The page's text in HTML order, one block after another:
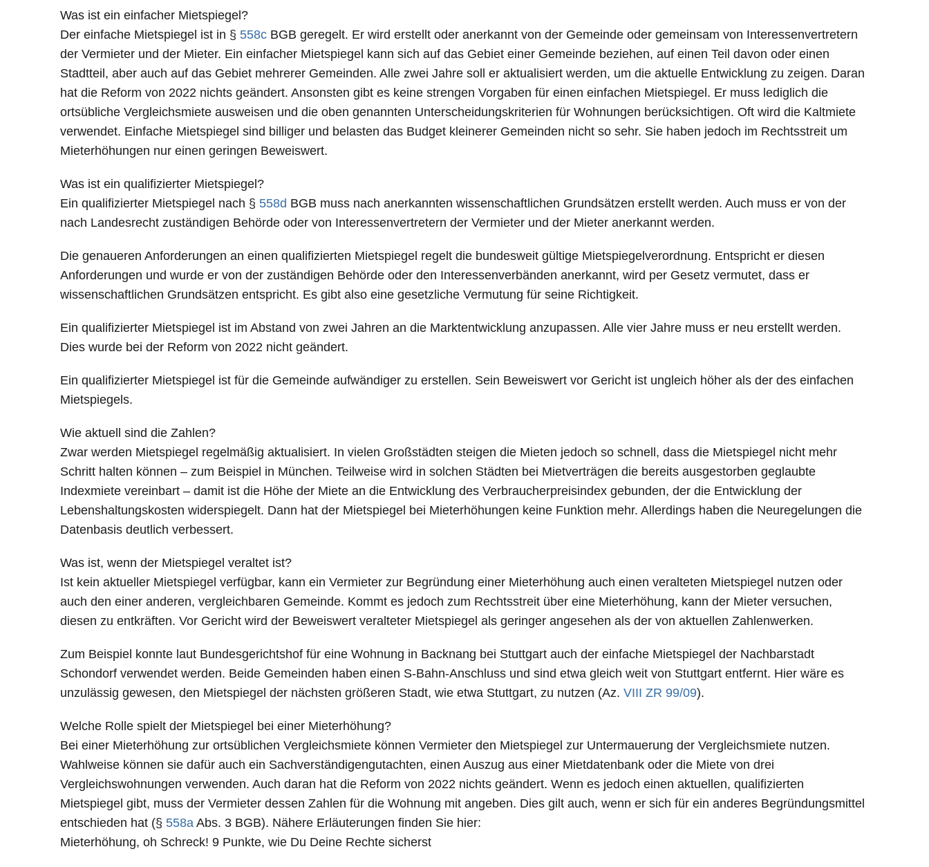
Was ist ein einfacher Mietspiegel?
Der einfache Mietspiegel ist in § 558c BGB geregelt. Er wird erstellt oder anerkannt von der Gemeinde oder gemeinsam von Interessenvertretern
der Vermieter und der Mieter. Ein einfacher Mietspiegel kann sich auf das Gebiet einer Gemeinde beziehen, auf einen Teil davon oder einen
Stadtteil, aber auch auf das Gebiet mehrerer Gemeinden. Alle zwei Jahre soll er aktualisiert werden, um die aktuelle Entwicklung zu zeigen. Daran
hat die Reform von 2022 nichts geändert. Ansonsten gibt es keine strengen Vorgaben für einen einfachen Mietspiegel. Er muss lediglich die
ortsübliche Vergleichsmiete ausweisen und die oben genannten Unterscheidungskriterien für Wohnungen berücksichtigen. Oft wird die Kaltmiete
verwendet. Einfache Mietspiegel sind billiger und belasten das Budget kleinerer Gemeinden nicht so sehr. Sie haben jedoch im Rechtsstreit um
Mieterhöhungen nur einen geringen Beweiswert.
Was ist ein qualifizierter Mietspiegel?
Ein qualifizierter Mietspiegel nach § 558d BGB muss nach anerkannten wissenschaftlichen Grundsätzen erstellt werden. Auch muss er von der
nach Landesrecht zuständigen Behörde oder von Interessenvertretern der Vermieter und der Mieter anerkannt werden.
Die genaueren Anforderungen an einen qualifizierten Mietspiegel regelt die bundesweit gültige Mietspiegelverordnung. Entspricht er diesen
Anforderungen und wurde er von der zuständigen Behörde oder den Interessenverbänden anerkannt, wird per Gesetz vermutet, dass er
wissenschaftlichen Grundsätzen entspricht. Es gibt also eine gesetzliche Vermutung für seine Richtigkeit.
Ein qualifizierter Mietspiegel ist im Abstand von zwei Jahren an die Marktentwicklung anzupassen. Alle vier Jahre muss er neu erstellt werden.
Dies wurde bei der Reform von 2022 nicht geändert.
Ein qualifizierter Mietspiegel ist für die Gemeinde aufwändiger zu erstellen. Sein Beweiswert vor Gericht ist ungleich höher als der des einfachen
Mietspiegels.
Wie aktuell sind die Zahlen?
Zwar werden Mietspiegel regelmäßig aktualisiert. In vielen Großstädten steigen die Mieten jedoch so schnell, dass die Mietspiegel nicht mehr
Schritt halten können – zum Beispiel in München. Teilweise wird in solchen Städten bei Mietverträgen die bereits ausgestorben geglaubte
Indexmiete vereinbart – damit ist die Höhe der Miete an die Entwicklung des Verbraucherpreisindex gebunden, der die Entwicklung der
Lebenshaltungskosten widerspiegelt. Dann hat der Mietspiegel bei Mieterhöhungen keine Funktion mehr. Allerdings haben die Neuregelungen die
Datenbasis deutlich verbessert.
Was ist, wenn der Mietspiegel veraltet ist?
Ist kein aktueller Mietspiegel verfügbar, kann ein Vermieter zur Begründung einer Mieterhöhung auch einen veralteten Mietspiegel nutzen oder
auch den einer anderen, vergleichbaren Gemeinde. Kommt es jedoch zum Rechtsstreit über eine Mieterhöhung, kann der Mieter versuchen,
diesen zu entkräften. Vor Gericht wird der Beweiswert veralteter Mietspiegel als geringer angesehen als der von aktuellen Zahlenwerken.
Zum Beispiel konnte laut Bundesgerichtshof für eine Wohnung in Backnang bei Stuttgart auch der einfache Mietspiegel der Nachbarstadt
Schondorf verwendet werden. Beide Gemeinden haben einen S-Bahn-Anschluss und sind etwa gleich weit von Stuttgart entfernt. Hier wäre es
unzulässig gewesen, den Mietspiegel der nächsten größeren Stadt, wie etwa Stuttgart, zu nutzen (Az. VIII ZR 99/09).
Welche Rolle spielt der Mietspiegel bei einer Mieterhöhung?
Bei einer Mieterhöhung zur ortsüblichen Vergleichsmiete können Vermieter den Mietspiegel zur Untermauerung der Vergleichsmiete nutzen.
Wahlweise können sie dafür auch ein Sachverständigengutachten, einen Auszug aus einer Mietdatenbank oder die Miete von drei
Vergleichswohnungen verwenden. Auch daran hat die Reform von 2022 nichts geändert. Wenn es jedoch einen aktuellen, qualifizierten
Mietspiegel gibt, muss der Vermieter dessen Zahlen für die Wohnung mit angeben. Dies gilt auch, wenn er sich für ein anderes Begründungsmittel
entschieden hat (§ 558a Abs. 3 BGB). Nähere Erläuterungen finden Sie hier:
Mieterhöhung, oh Schreck! 9 Punkte, wie Du Deine Rechte sicherst